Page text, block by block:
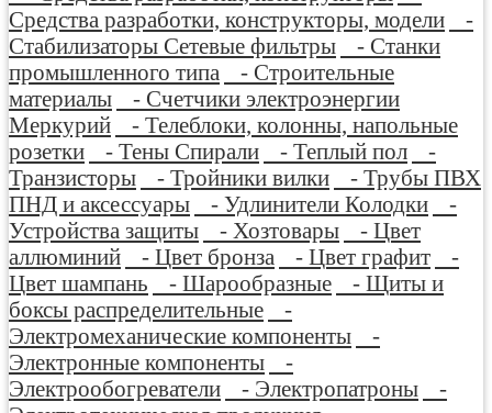
Средства разработки, конструкторы, модели
-
Стабилизаторы Сетевые фильтры
- Станки
промышленного типа
- Строительные
материалы
- Счетчики электроэнергии
Меркурий
- Телеблоки, колонны, напольные
розетки
- Тены Спирали - Теплый пол
-
Транзисторы
- Тройники вилки
- Трубы ПВХ
ПНД и аксессуары
- Удлинители Колодки
-
Устройства защиты
- Хозтовары
- Цвет
аллюминий
- Цвет бронза - Цвет графит
-
Цвет шампань
- Шарообразные
- Щиты и
боксы распределительные
-
Электромеханические компоненты
-
Электронные компоненты
-
Электрообогреватели
- Электропатроны
-